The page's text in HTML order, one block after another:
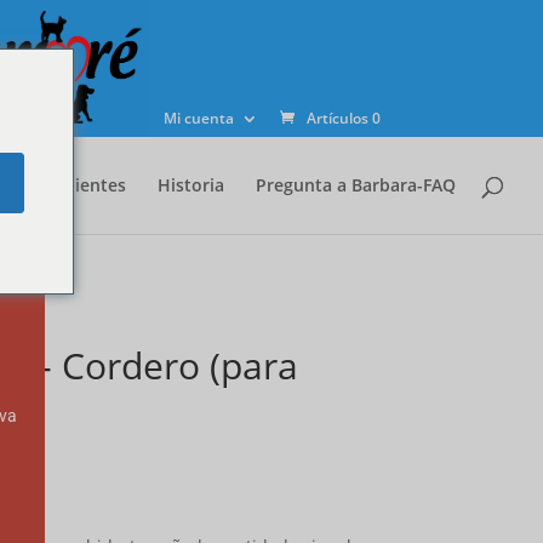
Mi cuenta Artículos 0
Ingredientes Historia Pregunta a Barbara-FAQ
- Cordero (para
módulo